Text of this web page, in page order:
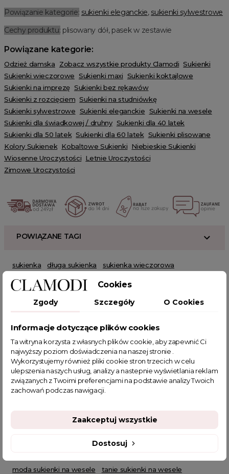
Powiązanie kategorie: sukienki eleganckie, sukienki sylwestrowe
Cechy produktu: plisowany dół, pasek w zestawie
Powiązane kategorie:
Odzież damska Zobacz wszystkie produkty Clamodi Sukienki
Sukienki wieczorowe Sukienki maxi Sukienki koktajlowe
Sukienki na imprezę Sukienki bez rękawów
Sukienki z rozcięciem Sukienki na studniówkę
Sukienki sylwestrowe Sukienki eleganckie Sukienki na wesele
Sukienki dla świadkowej / druhny Sukienki dla 40 latek
Sukienki dla 50 latek Sukienki dla 60 latek Sukienki plisowane
Kolory Sukienek Kobaltowe Sukienki Niebieskie Sukienki
Wiosenne Uroczystości Letnie Uroczystości
Zimowe Uroczystości
POWIĄZANE TAGI
sukienka długa sukienka
sukienka wieczorowa
sukienka damska
niebieska sukienka
suknia wieczorowa
chabrowa sukienka
sukienka na grubych ramiączkach
moda damska
suknia z plisowanym dołem
sukienka z zakładkami
prosta sukienka na wesele
sukeinka maxi
sukienki satynowe
eleganckie sukienki wieczorowe
satynowa sukienka na wesele
eleganckie sukienki na wesele
sukienka na andrzejki
długa sukienka na wesele
sukienki studniówkowe
sklep z sukienkami
sukienki wieczorowe długie
sukienki proste i eleganckie
moda sukienki na wesele
tanie sukienki na wesele
Cookies
Zgody Szczegóły O Cookies
Informacje dotyczące plików cookies
Ta witryna korzysta z własnych plików cookie, aby zapewnić Ci
najwyższy poziom doświadczenia na naszej stronie .
Wykorzystujemy również pliki cookie stron trzecich w celu
ulepszenia naszych usług, analizy a nastepnie wyświetlania reklam
związanych z Twoimi preferencjami na podstawie analizy Twoich
zachowań podczas nawigacji.
Dostosuj
Zaakceptuj wszystkie